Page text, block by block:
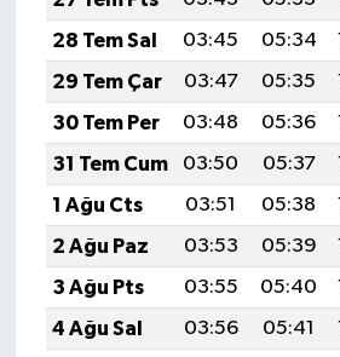
28 Tem Sal
03:45 05:34
29 Tem Çar
03:47 05:35
30 Tem Per
03:48 05:36
31 Tem Cum
03:50 05:37
1 Ağu Cts
03:51 05:38
2 Ağu Paz
03:53 05:39
3 Ağu Pts
03:55 05:40
4 Ağu Sal
03:56 05:41